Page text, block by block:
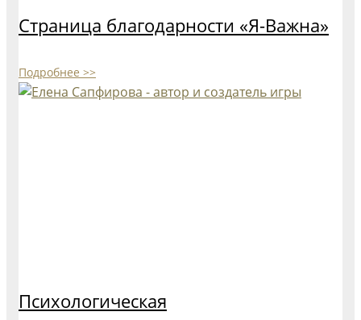
Страница благодарности «Я-Важна»
Подробнее >>
Психологическая